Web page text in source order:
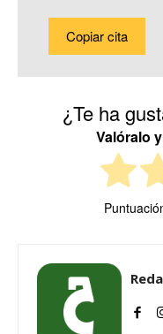
Copiar cita
¿Te ha
Valóralo